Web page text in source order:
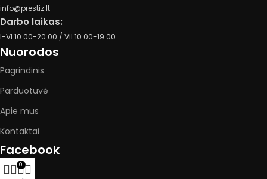
info@prestiz.lt
Darbo laikas:
I-VI 10.00-20.00 / VII 10.00-19.00
Nuorodos
Pagrindinis
Parduotuvė
Apie mus
Kontaktai
Facebook
0